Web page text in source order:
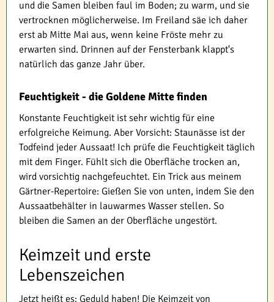
und die Samen bleiben faul im Boden; zu warm, und sie
vertrocknen möglicherweise. Im Freiland säe ich daher
erst ab Mitte Mai aus, wenn keine Fröste mehr zu
erwarten sind. Drinnen auf der Fensterbank klappt's
natürlich das ganze Jahr über.
Feuchtigkeit - die Goldene Mitte finden
Konstante Feuchtigkeit ist sehr wichtig für eine
erfolgreiche Keimung. Aber Vorsicht: Staunässe ist der
Todfeind jeder Aussaat! Ich prüfe die Feuchtigkeit täglich
mit dem Finger. Fühlt sich die Oberfläche trocken an,
wird vorsichtig nachgefeuchtet. Ein Trick aus meinem
Gärtner-Repertoire: Gießen Sie von unten, indem Sie den
Aussaatbehälter in lauwarmes Wasser stellen. So
bleiben die Samen an der Oberfläche ungestört.
Keimzeit und erste
Lebenszeichen
Jetzt heißt es: Geduld haben! Die Keimzeit von